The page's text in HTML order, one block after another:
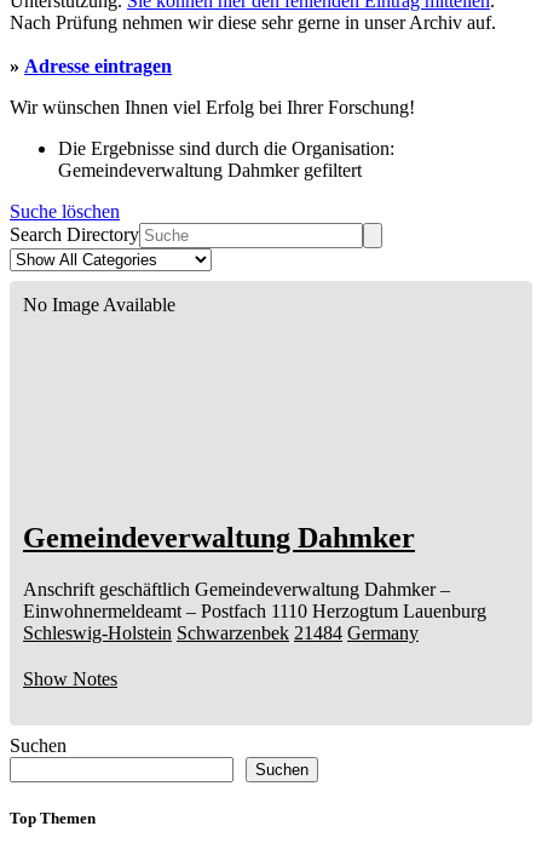
Nach Prüfung nehmen wir diese sehr gerne in unser Archiv auf.
» Adresse eintragen
Wir wünschen Ihnen viel Erfolg bei Ihrer Forschung!
Die Ergebnisse sind durch die Organisation:
Gemeindeverwaltung Dahmker gefiltert
Suche löschen
Search Directory
No Image Available
Gemeindeverwaltung Dahmker
Anschrift geschäftlich Gemeindeverwaltung Dahmker –
Einwohnermeldeamt – Postfach 1110 Herzogtum Lauenburg
Schleswig-Holstein Schwarzenbek 21484 Germany
Show Notes
Suchen
Suchen
Top Themen